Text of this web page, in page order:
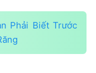
Phải Biết Trước